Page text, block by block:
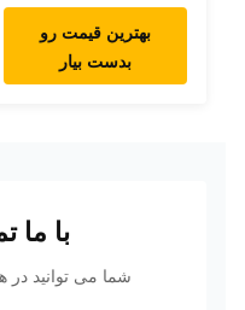
بهترین قیمت رو
بدست بیار
با ما
شما می توانید در